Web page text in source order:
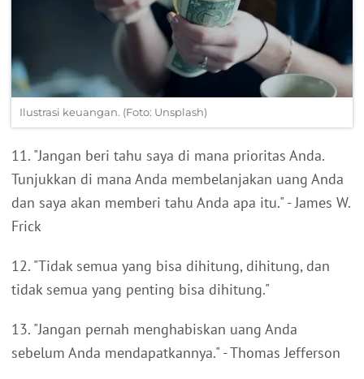
Ilustrasi keuangan. (Foto: Unsplash)
11. "Jangan beri tahu saya di mana prioritas Anda.
Tunjukkan di mana Anda membelanjakan uang Anda
dan saya akan memberi tahu Anda apa itu." - James W.
Frick
12. "Tidak semua yang bisa dihitung, dihitung, dan
tidak semua yang penting bisa dihitung."
13. "Jangan pernah menghabiskan uang Anda
sebelum Anda mendapatkannya." - Thomas Jefferson